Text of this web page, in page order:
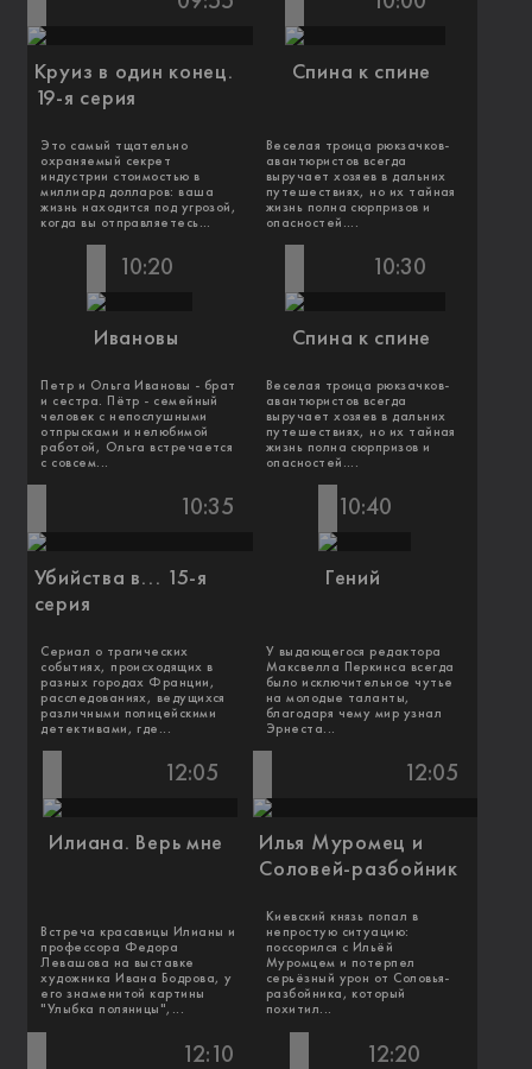
Круиз в один конец.
19-я серия
Это самый тщательно
охраняемый секрет
индустрии стоимостью в
миллиард долларов: ваша
жизнь находится под угрозой,
когда вы отправляетесь...
Спина к спине
Веселая троица рюкзачков-
авантюристов всегда
выручает хозяев в дальних
путешествиях, но их тайная
жизнь полна сюрпризов и
опасностей....
10:20
Ивановы
Петр и Ольга Ивановы - брат
и сестра. Пётр - семейный
человек с непослушными
отпрысками и нелюбимой
работой, Ольга встречается
с совсем...
10:30
Спина к спине
Веселая троица рюкзачков-
авантюристов всегда
выручает хозяев в дальних
путешествиях, но их тайная
жизнь полна сюрпризов и
опасностей....
10:35
Убийства в... 15-я
серия
Сериал о трагических
событиях, происходящих в
разных городах Франции,
расследованиях, ведущихся
различными полицейскими
детективами, где...
10:40
Гений
У выдающегося редактора
Максвелла Перкинса всегда
было исключительное чутье
на молодые таланты,
благодаря чему мир узнал
Эрнеста...
12:05
Илиана. Верь мне
Встреча красавицы Илианы и
профессора Федора
Левашова на выставке
художника Ивана Бодрова, у
его знаменитой картины
"Улыбка поляницы",...
12:05
Илья Муромец и
Соловей-разбойник
Киевский князь попал в
непростую ситуацию:
поссорился с Ильёй
Муромцем и потерпел
серьёзный урон от Соловья-
разбойника, который
похитил...
12:10 12:20